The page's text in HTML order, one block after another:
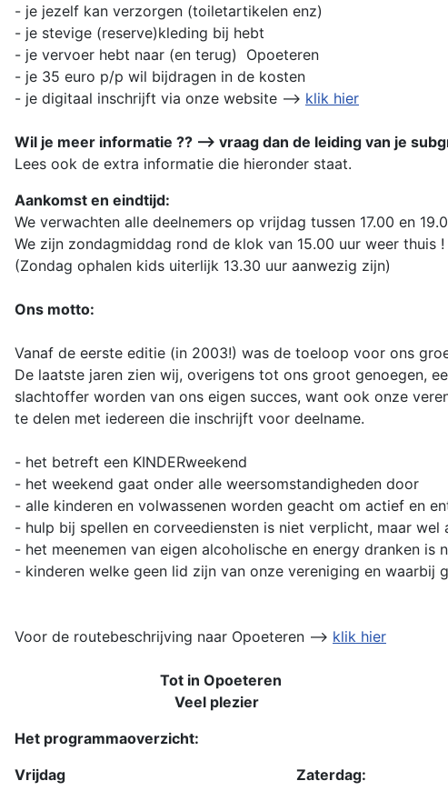
- je jezelf kan verzorgen (toiletartikelen enz)
- je stevige (reserve)kleding bij hebt
- je vervoer hebt naar (en terug) Opoeteren
- je 35 euro p/p wil bijdragen in de kosten
- je digitaal inschrijft via onze website --> klik hier
Wil je meer informatie ?? --> vraag dan de leiding van je
Lees ook de extra informatie die hieronder staat.
Aankomst en eindtijd:
We verwachten alle deelnemers op vrijdag tussen 17.00 en
We zijn zondagmiddag rond de klok van 15.00 uur weer thuis !
(Zondag ophalen kids uiterlijk 13.30 uur aanwezig zijn)
Ons motto:
Vanaf de eerste editie (in 2003!) was de toeloop voor ons
De laatste jaren zien wij, overigens tot ons groot genoegen,
slachtoffer worden van ons eigen succes, want ook onze
te delen met iedereen die inschrijft voor deelname.
- het betreft een KINDERweekend
- het weekend gaat onder alle weersomstandigheden door
- alle kinderen en volwassenen worden geacht om actief en
- hulp bij spellen en corveediensten is niet verplicht, maar wel
- het meenemen van eigen alcoholische en energy dranken is
- kinderen welke geen lid zijn van onze vereniging en
Voor de routebeschrijving naar Opoeteren --> klik hier
Tot in Opoeteren
Veel plezier
Het programmaoverzicht:
Vrijdag
Zaterdag: